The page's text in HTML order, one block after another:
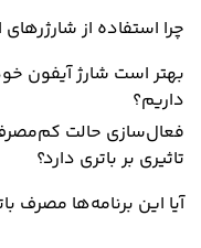
چرا استفاده از
بهتر است شارژ آیفون
داریم؟
تاثیری بر باتری دارد؟
آیا این برنامه‌ها